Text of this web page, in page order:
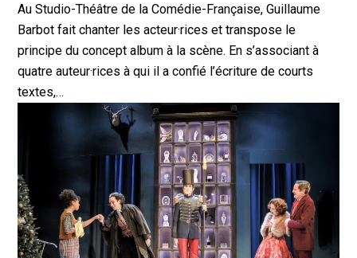
Au Studio-Théâtre de la Comédie-Française, Guillaume
Barbot fait chanter les acteur·rices et transpose le
principe du concept album à la scène. En s’associant à
quatre auteur·rices à qui il a confié l’écriture de courts
textes,…